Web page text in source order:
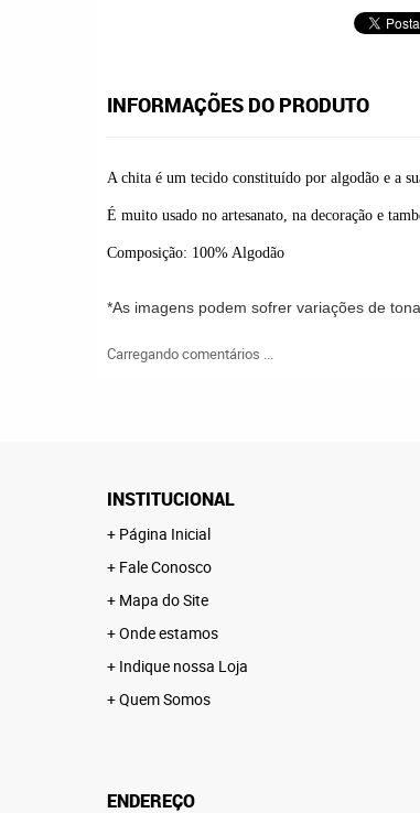
INFORMAÇÕES DO PRODUTO
A chita é um tecido constituído por algodão e a
É muito usado no artesanato, na decoração e
Composição: 100% Algodão
*As imagens podem sofrer variações de
Carregando comentários ...
INSTITUCIONAL
Página Inicial
Fale Conosco
Mapa do Site
Onde estamos
Indique nossa Loja
Quem Somos
ENDEREÇO